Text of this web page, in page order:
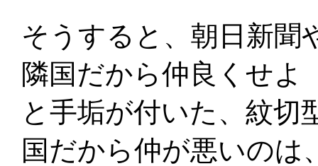
そうすると、朝日新聞
隣国だから仲良くせよ
と手垢が付いた、紋切
国だから仲が悪いのは